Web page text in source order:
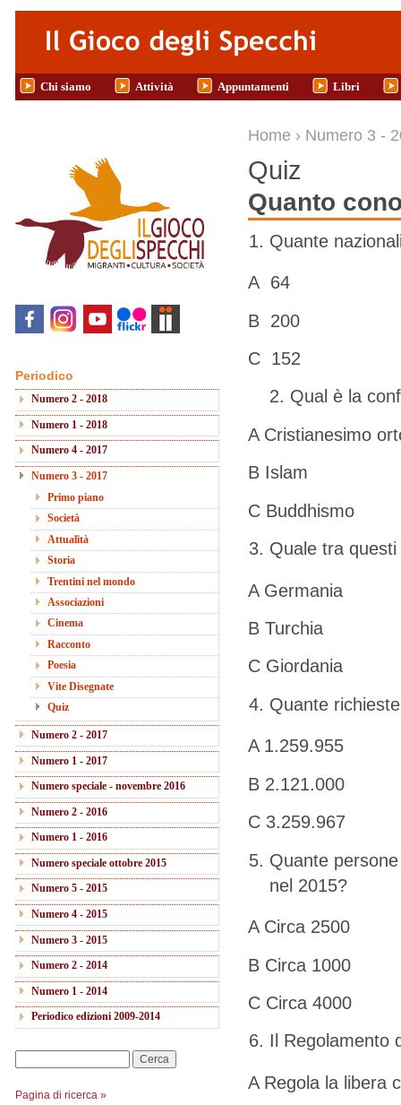
Salta al contenuto principale
Chi siamo Attività Appuntamenti Libri
Periodico
Numero 2 - 2018
Numero 1 - 2018
Numero 4 - 2017
Numero 3 - 2017
Primo piano
Società
Attualità
Storia
Trentini nel mondo
Associazioni
Cinema
Racconto
Poesia
Vite Disegnate
Quiz
Numero 2 - 2017
Numero 1 - 2017
Numero speciale - novembre 2016
Numero 2 - 2016
Numero 1 - 2016
Numero speciale ottobre 2015
Numero 5 - 2015
Numero 4 - 2015
Numero 3 - 2015
Numero 2 - 2014
Numero 1 - 2014
Periodico edizioni 2009-2014
Pagina di ricerca »
Tu sei qui
Home › Numero 3 -
Quiz
Quanto
Quante
A 64
B 200
C 152
2. Qual è la
A Cristianesimo
B Islam
C Buddhismo
Quale tra
A Germania
B Turchia
C Giordania
Quante
A 1.259.955
B 2.121.000
C 3.259.967
Quante
nel 2015?
A Circa 2500
B Circa 1000
C Circa 4000
Il Regolamento
A Regola la libera